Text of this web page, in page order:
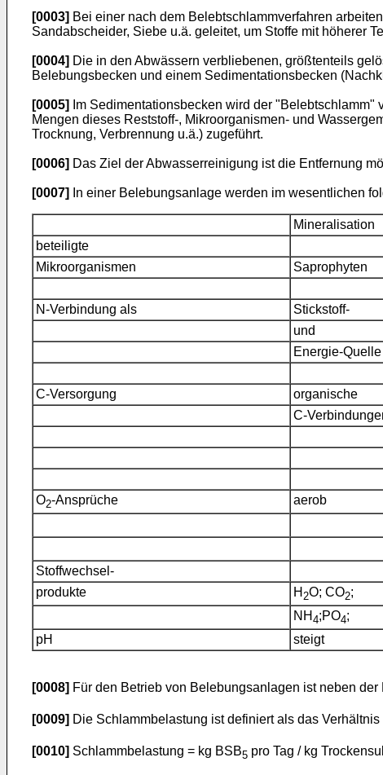
[0003] Bei einer nach dem Belebtschlammverfahren
Sandabscheider, Siebe u.ä. geleitet, um Stoffe mit höherer
[0004] Die in den Abwässern verbliebenen, größtenteils
Belebungsbecken und einem Sedimentationsbecken
[0005]
Im Sedimentationsbecken wird der
Mengen dieses Reststoff-, Mikroorganismen- und
Trocknung, Verbrennung u.ä.) zugeführt.
[0006] Das Ziel der Abwasserreinigung ist die Entfernung
[0007] In einer Belebungsanlage werden im wesentlichen
Mineralisation
beteiligte
Mikroorganismen
Saprophyten
N-Verbindung als
Stickstoff-
und
Energie-Quelle
C-Versorgung
organische
C-
O2-Ansprüche aerob
Stoffwechsel-
produkte
H 2O; CO2;
NH 4;PO4;
pH
steigt
[0008] Für den Betrieb von Belebungsanlagen ist neben
[0009] Die Schlammbelastung ist definiert als das
[0010] Schlammbelastung = kg BSB5 pro Tag / kg